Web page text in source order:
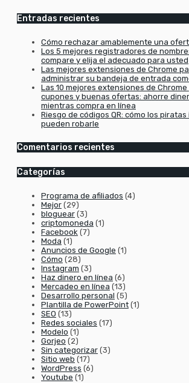
Entradas recientes
Cómo rechazar amablemente una
Los 5 mejores registradores de
compare y elija el adecuado para usted
Las mejores extensiones de Chrome
administrar su bandeja de entrada
Las 10 mejores extensiones de
cupones y buenas ofertas: ahorre
mientras compra en línea
Riesgo de códigos QR: cómo los
pueden robarle
Comentarios recientes
Categorías
Programa de afiliados (4)
Mejor (29)
bloguear (3)
criptomoneda (1)
Facebook (7)
Moda (1)
Anuncios de Google (1)
Cómo (28)
Instagram (3)
Haz dinero en línea (6)
Mercadeo en línea (13)
Desarrollo personal (5)
Plantilla de PowerPoint (1)
SEO (13)
Redes sociales (17)
Modelo (1)
Gorjeo (2)
Sin categorizar (3)
Sitio web (17)
WordPress (6)
Youtube (1)